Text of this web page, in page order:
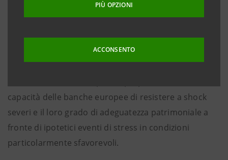
PIÙ OPZIONI
ACCONSENTO
Lo stress test europeo, condotto su 90 banche che
capacità delle banche europee di resistere a shock
severi e il loro grado di adeguatezza patrimoniale a
fronte di ipotetici eventi di stress in condizioni
particolarmente sfavorevoli.